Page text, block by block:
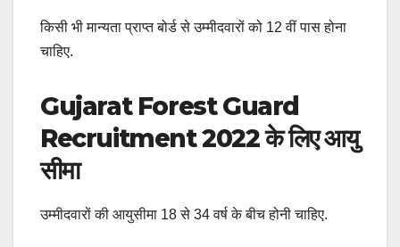
किसी भी मान्यता प्राप्त बोर्ड से उम्मीदवारों को 12 वीं पास होना
चाहिए.
Gujarat Forest Guard
Recruitment 2022 के लिए आयु
सीमा
उम्मीदवारों की आयुसीमा 18 से 34 वर्ष के बीच होनी चाहिए.